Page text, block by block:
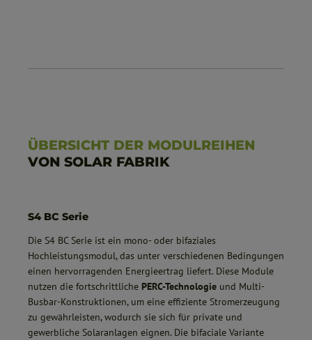
ÜBERSICHT DER MODULREIHEN
VON SOLAR FABRIK
S4 BC Serie
Die S4 BC Serie ist ein mono- oder bifaziales
Hochleistungsmodul, das unter verschiedenen Bedingungen
einen hervorragenden Energieertrag liefert. Diese Module
nutzen die fortschrittliche PERC-Technologie und Multi-
Busbar-Konstruktionen, um eine effiziente Stromerzeugung
zu gewährleisten, wodurch sie sich für private und
gewerbliche Solaranlagen eignen. Die bifaciale Variante